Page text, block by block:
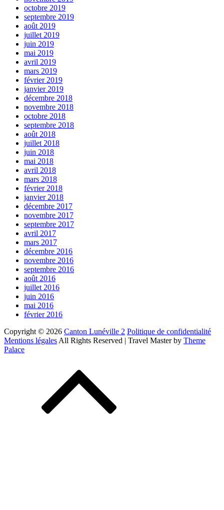
octobre 2019
septembre 2019
août 2019
juillet 2019
juin 2019
mai 2019
avril 2019
mars 2019
février 2019
janvier 2019
décembre 2018
novembre 2018
octobre 2018
septembre 2018
août 2018
juillet 2018
juin 2018
mai 2018
avril 2018
mars 2018
février 2018
janvier 2018
décembre 2017
novembre 2017
septembre 2017
avril 2017
mars 2017
décembre 2016
novembre 2016
septembre 2016
août 2016
juillet 2016
juin 2016
mai 2016
février 2016
Copyright © 2026 Canton Lunéville 2 Politique de confidentialité
Mentions légales All Rights Reserved | Travel Master by Theme
Palace